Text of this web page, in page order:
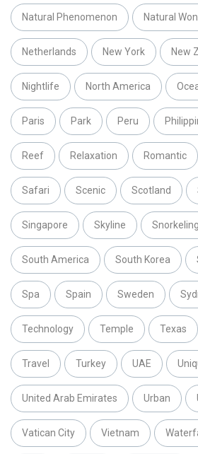
Natural Phenomenon Natural
Netherlands New York New
Nightlife North America
Paris Park Peru
Reef Relaxation Romantic
Safari Scenic Scotland
Singapore Skyline Snorkeling
South America South Korea
Spa Spain Sweden
Technology Temple Texas
Travel Turkey UAE
United Arab Emirates Urban
Vatican City Vietnam